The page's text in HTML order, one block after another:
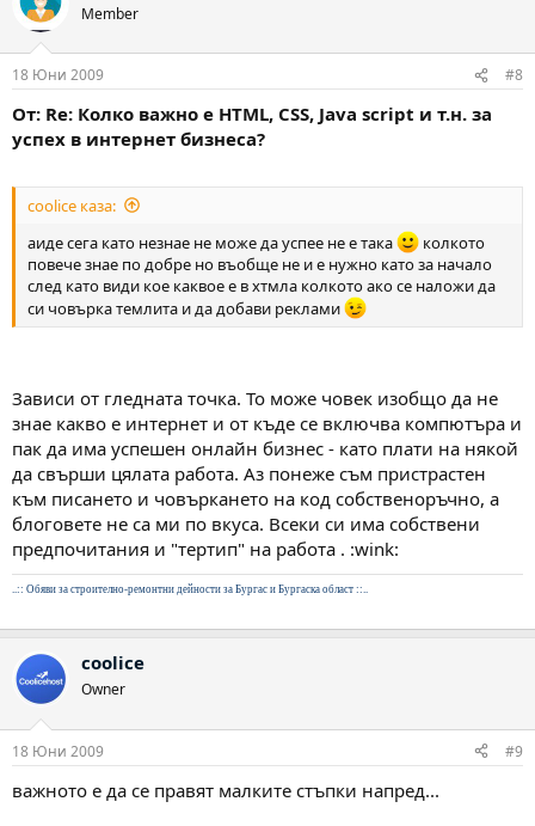
Member
18 Юни 2009 #8
От: Re: Колко важно е HTML, CSS, Java script и т.н. за
успех в интернет бизнеса?
coolice каза:
аиде сега като незнае не може да успее не е така
колкото
повече знае по добре но въобще не и е нужно като за начало
след като види кое каквое е в хтмла колкото ако се наложи да
си човърка темлита и да добави реклами
Зависи от гледната точка. То може човек изобщо да не
знае какво е интернет и от къде се включва компютъра и
пак да има успешен онлайн бизнес - като плати на някой
да свърши цялата работа. Аз понеже съм пристрастен
към писането и човъркането на код собственоръчно, а
блоговете не са ми по вкуса. Всеки си има собствени
предпочитания и "тертип" на работа . :wink:
..:: Обяви за строително-ремонтни дейности за Бургас и Бургаска област ::..
coolice
Owner
18 Юни 2009 #9
важното е да се правят малките стъпки напред...